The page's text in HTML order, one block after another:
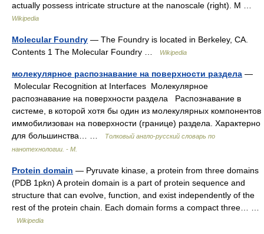
actually possess intricate structure at the nanoscale (right). M …
Wikipedia
Molecular Foundry — The Foundry is located in Berkeley, CA.
Contents 1 The Molecular Foundry …
Wikipedia
молекулярное распознавание на поверхности раздела —
Molecular Recognition at Interfaces Молекулярное
распознавание на поверхности раздела Распознавание в
системе, в которой хотя бы один из молекулярных компонентов
иммобилизован на поверхности (границе) раздела. Характерно
для большинства… …
Толковый англо-русский словарь по
нанотехнологии. - М.
Protein domain — Pyruvate kinase, a protein from three domains
(PDB 1pkn) A protein domain is a part of protein sequence and
structure that can evolve, function, and exist independently of the
rest of the protein chain. Each domain forms a compact three… …
Wikipedia